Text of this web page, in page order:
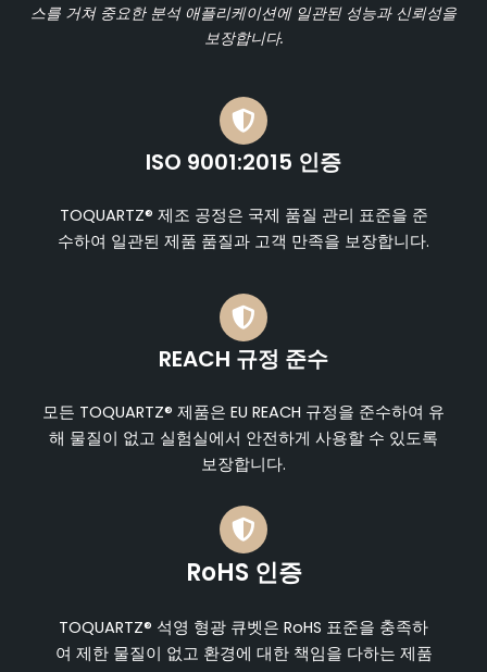
스를 거쳐 중요한 분석 애플리케이션에 일관된 성능과 신뢰성을
보장합니다.
ISO 9001:2015 인증
TOQUARTZ® 제조 공정은 국제 품질 관리 표준을 준
수하여 일관된 제품 품질과 고객 만족을 보장합니다.
REACH 규정 준수
모든 TOQUARTZ® 제품은 EU REACH 규정을 준수하여 유
해 물질이 없고 실험실에서 안전하게 사용할 수 있도록
보장합니다.
RoHS 인증
TOQUARTZ® 석영 형광 큐벳은 RoHS 표준을 충족하
여 제한 물질이 없고 환경에 대한 책임을 다하는 제품